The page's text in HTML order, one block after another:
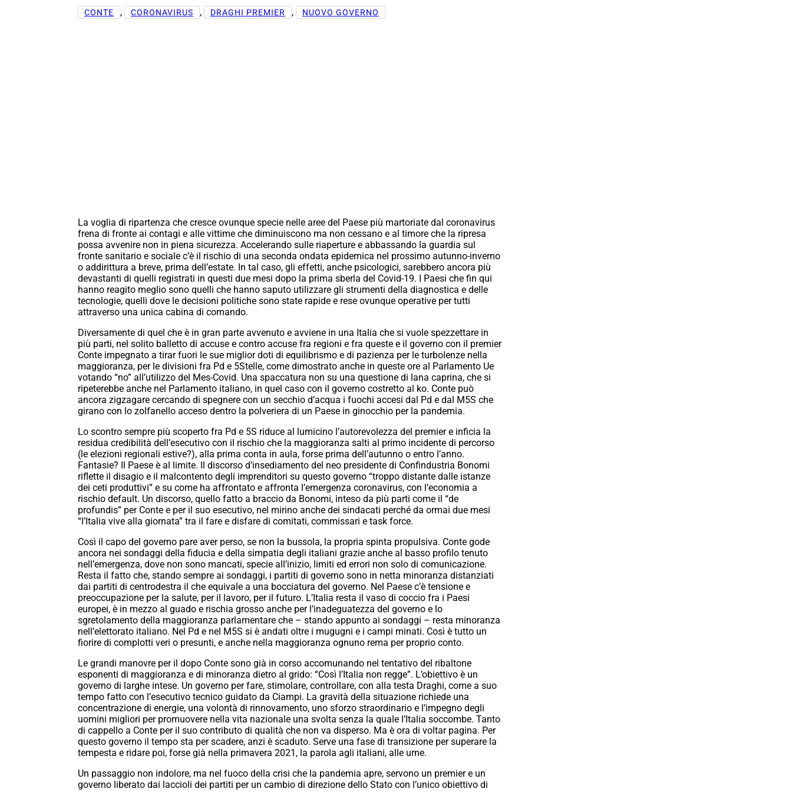
CONTE , CORONAVIRUS , DRAGHI PREMIER , NUOVO GOVERNO
La voglia di ripartenza che cresce ovunque specie nelle aree del Paese più martoriate dal coronavirus
frena di fronte ai contagi e alle vittime che diminuiscono ma non cessano e al timore che la ripresa
possa avvenire non in piena sicurezza. Accelerando sulle riaperture e abbassando la guardia sul
fronte sanitario e sociale c’è il rischio di una seconda ondata epidemica nel prossimo autunno-inverno
o addirittura a breve, prima dell’estate. In tal caso, gli effetti, anche psicologici, sarebbero ancora più
devastanti di quelli registrati in questi due mesi dopo la prima sberla del Covid-19. I Paesi che fin qui
hanno reagito meglio sono quelli che hanno saputo utilizzare gli strumenti della diagnostica e delle
tecnologie, quelli dove le decisioni politiche sono state rapide e rese ovunque operative per tutti
attraverso una unica cabina di comando.
Diversamente di quel che è in gran parte avvenuto e avviene in una Italia che si vuole spezzettare in
più parti, nel solito balletto di accuse e contro accuse fra regioni e fra queste e il governo con il premier
Conte impegnato a tirar fuori le sue miglior doti di equilibrismo e di pazienza per le turbolenze nella
maggioranza, per le divisioni fra Pd e 5Stelle, come dimostrato anche in queste ore al Parlamento Ue
votando “no” all’utilizzo del Mes-Covid. Una spaccatura non su una questione di lana caprina, che si
ripeterebbe anche nel Parlamento italiano, in quel caso con il governo costretto al ko. Conte può
ancora zigzagare cercando di spegnere con un secchio d’acqua i fuochi accesi dal Pd e dal M5S che
girano con lo zolfanello acceso dentro la polveriera di un Paese in ginocchio per la pandemia.
Lo scontro sempre più scoperto fra Pd e 5S riduce al lumicino l’autorevolezza del premier e inficia la
residua credibilità dell’esecutivo con il rischio che la maggioranza salti al primo incidente di percorso
(le elezioni regionali estive?), alla prima conta in aula, forse prima dell’autunno o entro l’anno.
Fantasie? Il Paese è al limite. Il discorso d’insediamento del neo presidente di Confindustria Bonomi
riflette il disagio e il malcontento degli imprenditori su questo governo “troppo distante dalle istanze
dei ceti produttivi” e su come ha affrontato e affronta l’emergenza coronavirus, con l’economia a
rischio default. Un discorso, quello fatto a braccio da Bonomi, inteso da più parti come il “de
profundis” per Conte e per il suo esecutivo, nel mirino anche dei sindacati perché da ormai due mesi
“l’Italia vive alla giornata” tra il fare e disfare di comitati, commissari e task force.
Così il capo del governo pare aver perso, se non la bussola, la propria spinta propulsiva. Conte gode
ancora nei sondaggi della fiducia e della simpatia degli italiani grazie anche al basso profilo tenuto
nell’emergenza, dove non sono mancati, specie all’inizio, limiti ed errori non solo di comunicazione.
Resta il fatto che, stando sempre ai sondaggi, i partiti di governo sono in netta minoranza distanziati
dai partiti di centrodestra il che equivale a una bocciatura del governo. Nel Paese c’è tensione e
preoccupazione per la salute, per il lavoro, per il futuro. L’Italia resta il vaso di coccio fra i Paesi
europei, è in mezzo al guado e rischia grosso anche per l’inadeguatezza del governo e lo
sgretolamento della maggioranza parlamentare che – stando appunto ai sondaggi – resta minoranza
nell’elettorato italiano. Nel Pd e nel M5S si è andati oltre i mugugni e i campi minati. Così è tutto un
fiorire di complotti veri o presunti, e anche nella maggioranza ognuno rema per proprio conto.
Le grandi manovre per il dopo Conte sono già in corso accomunando nel tentativo del ribaltone
esponenti di maggioranza e di minoranza dietro al grido: “Così l’Italia non regge”. L’obiettivo è un
governo di larghe intese. Un governo per fare, stimolare, controllare, con alla testa Draghi, come a suo
tempo fatto con l’esecutivo tecnico guidato da Ciampi. La gravità della situazione richiede una
concentrazione di energie, una volontà di rinnovamento, uno sforzo straordinario e l’impegno degli
uomini migliori per promuovere nella vita nazionale una svolta senza la quale l’Italia soccombe. Tanto
di cappello a Conte per il suo contributo di qualità che non va disperso. Ma è ora di voltar pagina. Per
questo governo il tempo sta per scadere, anzi è scaduto. Serve una fase di transizione per superare la
tempesta e ridare poi, forse già nella primavera 2021, la parola agli italiani, alle urne.
Un passaggio non indolore, ma nel fuoco della crisi che la pandemia apre, servono un premier e un
governo liberato dai laccioli dei partiti per un cambio di direzione dello Stato con l’unico obiettivo di